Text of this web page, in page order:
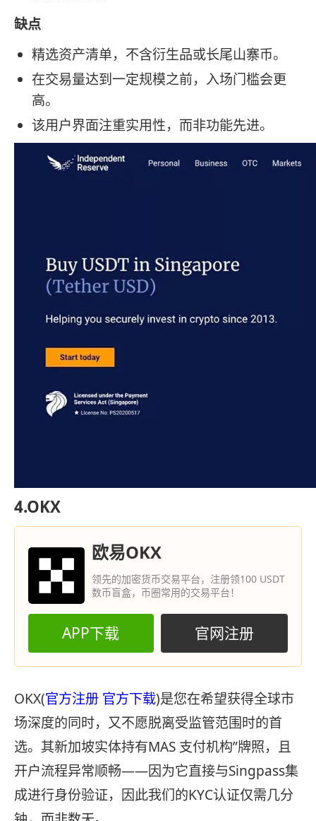
缺点
精选资产清单，不含衍生品或长尾山寨币。
在交易量达到一定规模之前，入场门槛会更
高。
该用户界面注重实用性，而非功能先进。
4.OKX
欧易OKX
领先的加密货币交易平台，注册领100 USDT
数币盲盒，币圈常用的交易平台！
APP下载 官网注册
OKX(官方注册 官方下载)是您在希望获得全球市
场深度的同时，又不愿脱离受监管范围时的首
选。其新加坡实体持有MAS 支付机构”牌照，且
开户流程异常顺畅——因为它直接与Singpass集
成进行身份验证，因此我们的KYC认证仅需几分